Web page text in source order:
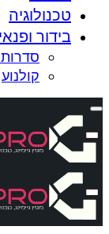
טכנולוגיה
בידור ופנאי
סדרות
קולנוע